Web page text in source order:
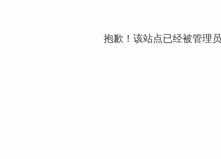
抱歉！该站点已经被管理